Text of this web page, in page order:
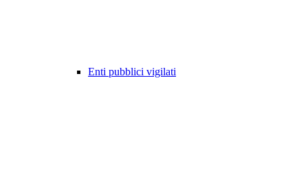
Enti pubblici vigilati